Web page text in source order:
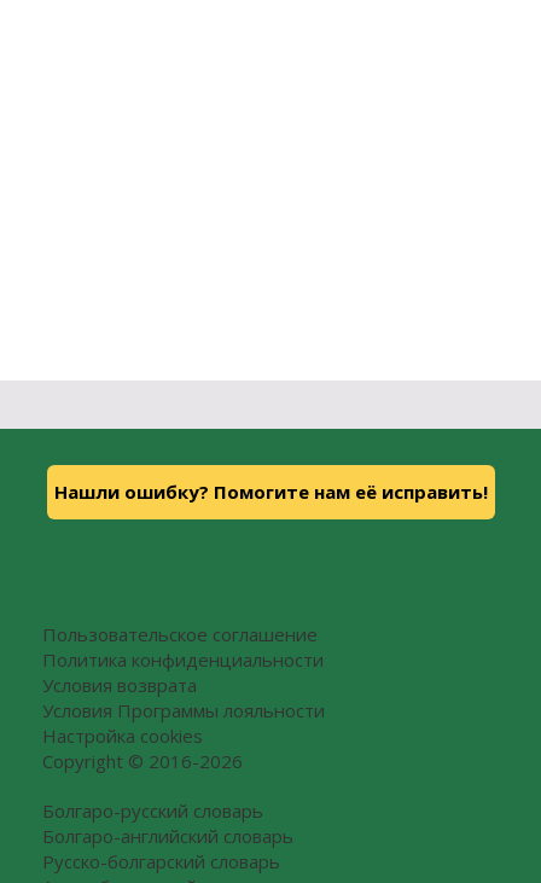
Нашли ошибку? Помогите нам её исправить!
Пользовательское соглашение
Политика конфиденциальности
Условия возврата
Условия Программы лояльности
Настройка cookies
Copyright © 2016-2026
Болгаро-русский словарь
Болгаро-английский словарь
Русско-болгарский словарь